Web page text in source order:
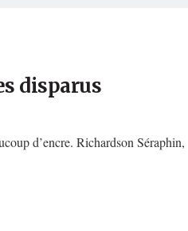
disparus
d’encre. Richardson Séraphin,